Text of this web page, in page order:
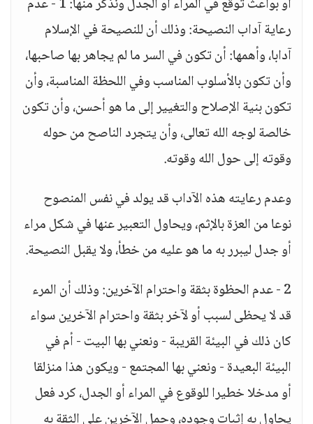
أو بواعث توقع في المراء أو الجدل ونذكر منها: 1 - عدم
رعاية آداب النصيحة: وذلك أن للنصيحة في الإسلام
آدابا، وأهمها: أن تكون في السر ما لم يجاهر بها صاحبها،
وأن تكون بالأسلوب المناسب وفي اللحظة المناسبة، وأن
تكون بنية الإصلاح والتغيير إلى ما هو أحسن، وأن تكون
خالصة لوجه الله تعالى، وأن يتجرد الناصح من حوله
وقوته إلى حول الله وقوته.
وعدم رعايته هذه الآداب قد يولد في نفس المنصوح
نوعا من العزة بالإثم، ويحاول التعبير عنها في شكل مراء
أو جدل ليبرر به ما هو عليه من خطأ، ولا يقبل النصيحة.
2 - عدم الحظوة بثقة واحترام الآخرين: وذلك أن المرء
قد لا يحظى لسبب أو لآخر بثقة واحترام الآخرين سواء
كان ذلك في البيئة القريبة - ونعني بها البيت - أم في
البيئة البعيدة - ونعني بها المجتمع - ويكون هذا منزلقا
أو مدخلا خطيرا للوقوع في المراء أو الجدل، كرد فعل